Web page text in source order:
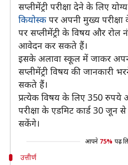
सप्लीमेंट्री परीक्षा देने के लिए
कियोस्क पर अपनी मुख्य
पर सप्लीमेंट्री के विषय और रोल
आवेदन कर सकते हैं।
इसके अलावा स्कूल में जाकर
सप्लीमेंट्री विषय की जानकारी
सकते हैं।
प्रत्येक विषय के लिए 350 रुपये
परीक्षा के एडमिट कार्ड 30 जून
सकेंगे।
आपने 75% पढ़
उत्तीर्ण